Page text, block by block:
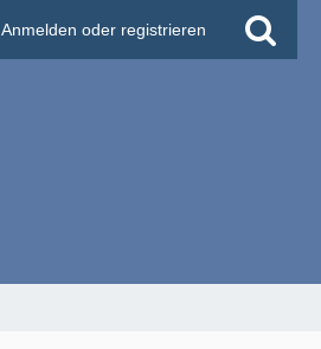
Anmelden oder registrieren